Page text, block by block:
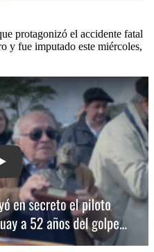
protagonizó el accidente fatal
y fue imputado este miércoles,
El día que Wilson Ferreira huyó